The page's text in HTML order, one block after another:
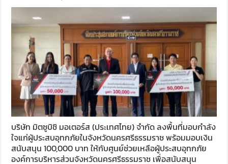
บริษัท มิตซูบิชิ มอเตอร์ส (ประเทศไทย) จำกัด ลงพื้นที่มอบกำลัง
ใจแก่ผู้ประสบอุทกภัยในจังหวัดนครศรีธรรมราช พร้อมมอบเงิน
สนับสนุน 100,000 บาท ให้กับศูนย์ช่วยเหลือผู้ประสบอุทกภัย
องค์การบริหารส่วนจังหวัดนครศรีธรรมราช เพื่อสนับสนุน